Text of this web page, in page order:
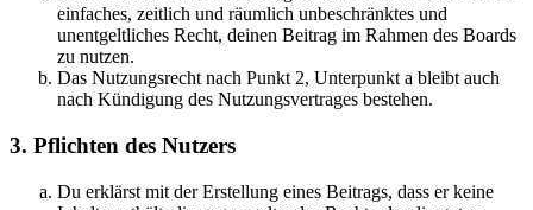
einfaches, zeitlich und räumlich unbeschränktes und
unentgeltliches Recht, deinen Beitrag im Rahmen des Boards
zu nutzen.
Das Nutzungsrecht nach Punkt 2, Unterpunkt a bleibt auch
nach Kündigung des Nutzungsvertrages bestehen.
3. Pflichten des Nutzers
Du erklärst mit der Erstellung eines Beitrags, dass er keine